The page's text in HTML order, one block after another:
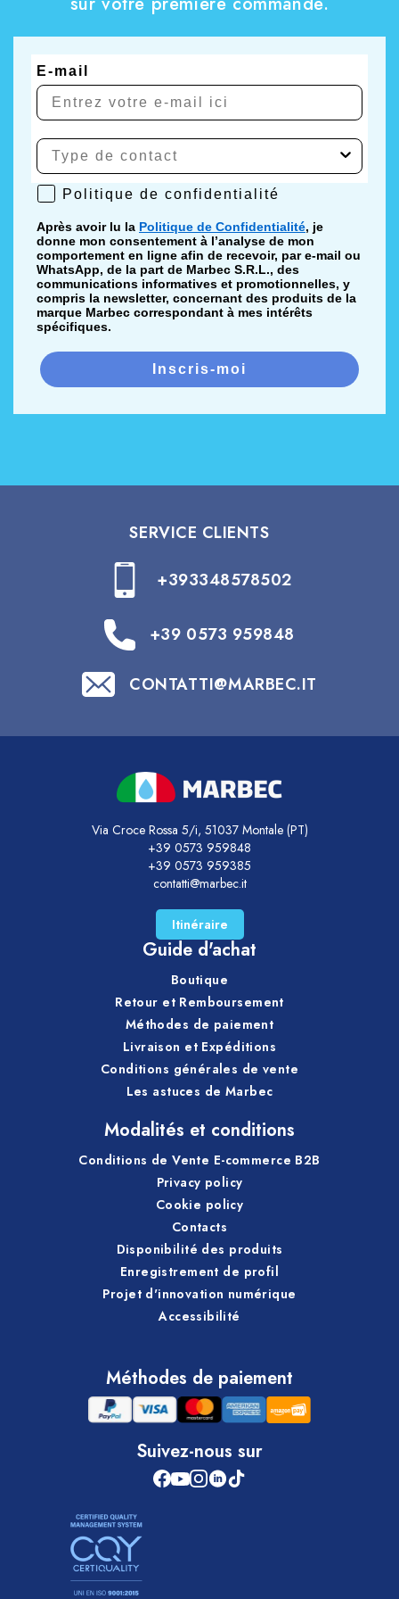
E-mail
Politique de confidentialité
Politique de confidentialité
Après avoir lu la Politique de Confidentialité, je
donne mon consentement à l’analyse de mon
comportement en ligne afin de recevoir, par e-mail ou
WhatsApp, de la part de Marbec S.R.L., des
communications informatives et promotionnelles, y
compris la newsletter, concernant des produits de la
marque Marbec correspondant à mes intérêts
spécifiques.
Inscris-moi
SERVICE CLIENTS
+393348578502
+39 0573 959848
CONTATTI@MARBEC.IT
Via Croce Rossa 5/i, 51037 Montale (PT)
+39 0573 959848
+39 0573 959385
contatti@marbec.it
Itinéraire
Guide d'achat
Boutique
Retour et Remboursement
Méthodes de paiement
Livraison et Expéditions
Conditions générales de vente
Les astuces de Marbec
Modalités et conditions
Conditions de Vente E-commerce B2B
Privacy policy
Cookie policy
Contacts
Disponibilité des produits
Enregistrement de profil
Projet d'innovation numérique
Accessibilité
Méthodes de paiement
Suivez-nous sur